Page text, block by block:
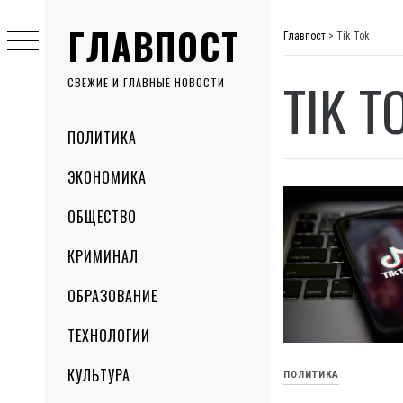
ГЛАВПОСТ
СВЕЖИЕ И ГЛАВНЫЕ НОВОСТИ
MenuПОЛИТИКА
ЭКОНОМИКА
ОБЩЕСТВО
КРИМИНАЛ
ОБРАЗОВАНИЕ
ТЕХНОЛОГИИ
КУЛЬТУРА
to
content
Главпост > Tik Tok
TIK
ПОЛИТИКА